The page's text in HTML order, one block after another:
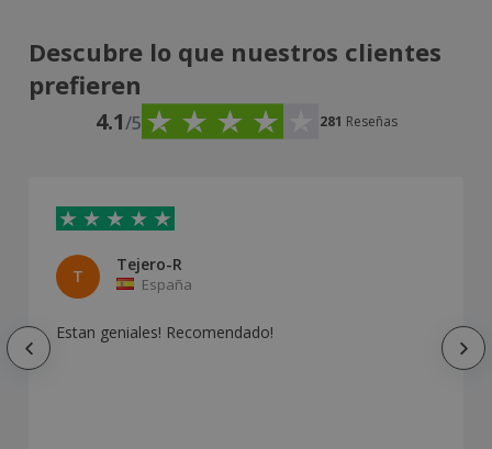
Descubre lo que nuestros clientes
prefieren
4.1/5 281 Reseñas
T
Tejero-R
España
Estan geniales! Recomendado!